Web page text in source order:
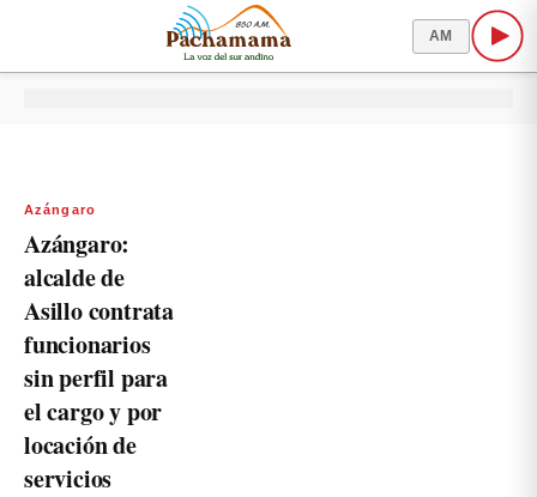
AM
Azángaro
Azángaro:
alcalde de
Asillo contrata
funcionarios
sin perfil para
el cargo y por
locación de
servicios